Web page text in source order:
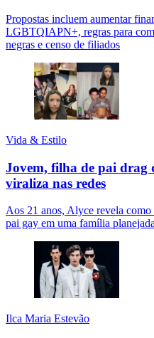
Propostas incluem aumentar
LGBTQIAPN+, regras para
negras e censo de filiados
Vida & Estilo
Jovem, filha de pai drag
viraliza nas redes
Aos 21 anos, Alyce revela
pai gay em uma família
Ilca Maria Estevão